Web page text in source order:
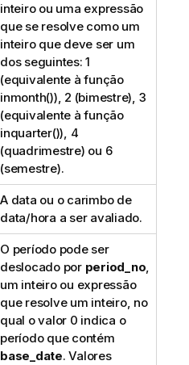
inteiro ou uma expressão
que se resolve como um
inteiro que deve ser um
dos seguintes: 1
(equivalente à função
inmonth()), 2 (bimestre), 3
(equivalente à função
inquarter()), 4
(quadrimestre) ou 6
(semestre).
A data ou o carimbo de
data/hora a ser avaliado.
O período pode ser
deslocado por period_no,
um inteiro ou expressão
que resolve um inteiro, no
qual o valor 0 indica o
período que contém
base_date. Valores